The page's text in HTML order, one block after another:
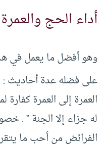
أداء الحج والعمرة
وهو أفضل ما يعمل في
على فضله عدة أحاديث :
العمرة إلى العمرة كفارة
له جزاء إلا الجنة ” .
الفرائض من أحب ما